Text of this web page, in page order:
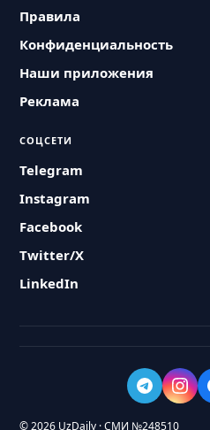
Правила
Конфиденциальность
Наши приложения
Реклама
СОЦСЕТИ
Telegram
Instagram
Facebook
Twitter/X
LinkedIn
© 2026 UzDaily · СМИ №248510